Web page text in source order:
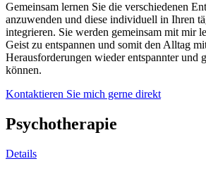
Gemeinsam lernen Sie die verschiedenen
anzuwenden und diese individuell in Ihren
integrieren. Sie werden gemeinsam mit mir
Geist zu entspannen und somit den Alltag
Herausforderungen wieder entspannter und
können.
Kontaktieren Sie mich gerne direkt
Psychotherapie
Details